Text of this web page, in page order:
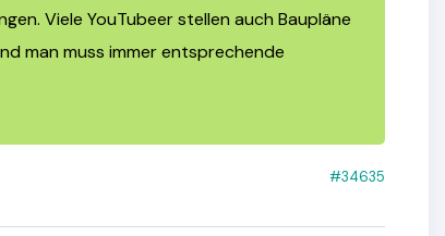
Viele YouTubeer stellen auch Baupläne
man muss immer entsprechende
#34635